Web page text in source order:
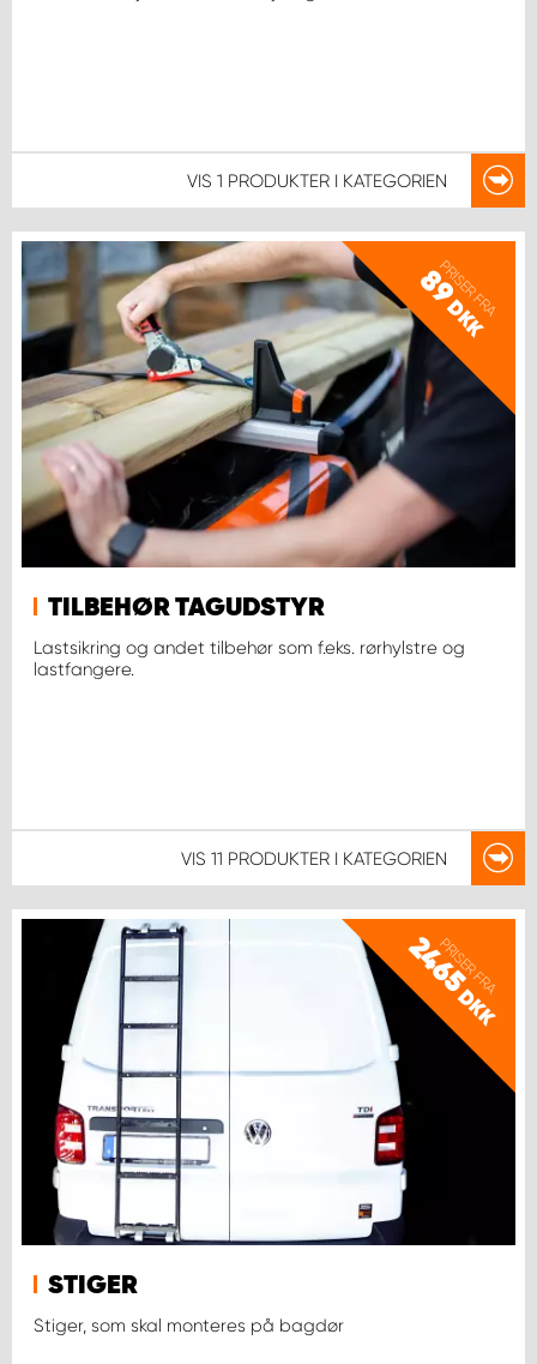
VIS 1 PRODUKTER I KATEGORIEN
PRISER FRA
89
DKK
TILBEHØR TAGUDSTYR
Lastsikring og andet tilbehør som f.eks. rørhylstre og
lastfangere.
VIS 11 PRODUKTER I KATEGORIEN
PRISER FRA
2465
DKK
STIGER
Stiger, som skal monteres på bagdør